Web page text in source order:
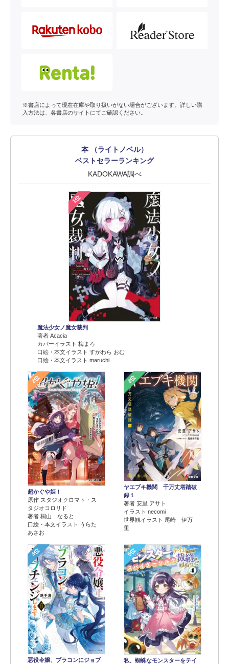
※書店によって現在在庫や取り扱いがない場合がございます。詳しい購
入方法は、各書店のサイトにてご確認ください。
本 （ライトノベル）
ベストセラーランキング
KADOKAWA調べ
1位
魔法少女ノ魔女裁判
著者 Acacia
カバーイラスト 梅まろ
口絵・本文イラスト すがわら おむ
口絵・本文イラスト maruchi
2位
超かぐや姫！
原作 スタジオクロマト・ス
タジオコロリド
著者 桐山 なると
口絵・本文イラスト うらた
あさお
3位
ヤエブキ機関 千万丈塔踏破
録１
著者 安里 アサト
イラスト necomi
世界観イラスト 尾崎 伊万
里
4位
悪役令嬢、ブラコンにジョブ
5位
私、蜘蛛なモンスターをテイ